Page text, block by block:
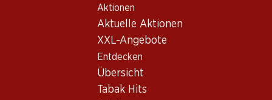
Aktionen
Aktuelle Aktionen
XXL-Angebote
Entdecken
Übersicht
Tabak Hits
Wein/Champagner